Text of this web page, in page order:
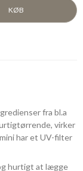
KØB
fra bl.a
virker
har et UV-filter
hurtigt at lægge